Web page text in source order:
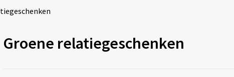
Groene relatiegeschenken